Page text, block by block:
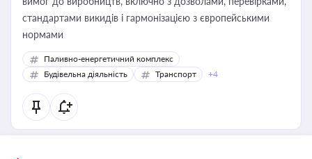
стандартами викидів і гармонізацією з європейськими
нормами
Паливно-енергетичний комплекс
Будівельна діяльність
Транспорт +4